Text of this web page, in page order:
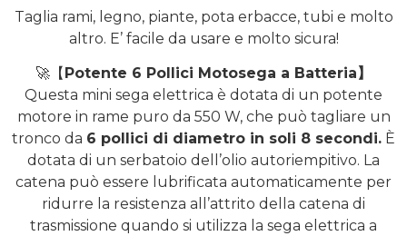
Taglia rami, legno, piante, pota erbacce, tubi e molto
altro. E’ facile da usare e molto sicura!
🚀【Potente 6 Pollici Motosega a Batteria】
Questa mini sega elettrica è dotata di un potente
motore in rame puro da 550 W, che può tagliare un
tronco da 6 pollici di diametro in soli 8 secondi. È
dotata di un serbatoio dell’olio autoriempitivo. La
catena può essere lubrificata automaticamente per
ridurre la resistenza all’attrito della catena di
trasmissione quando si utilizza la sega elettrica a